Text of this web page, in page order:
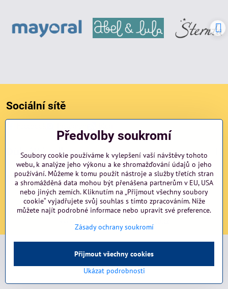
Sociální sítě
Důležité odkazy
NAVIGACE
©2026CopyrightPředvolby soukromíZásady ochrany soukromí
Předvolby soukromí
Soubory cookie používáme k vylepšení vaší návštěvy tohoto
webu, k analýze jeho výkonu a ke shromažďování údajů o jeho
používání. Můžeme k tomu použít nástroje a služby třetích stran
a shromážděná data mohou být přenášena partnerům v EU, USA
nebo jiných zemích. Kliknutím na „Přijmout všechny soubory
cookie“ vyjadřujete svůj souhlas s tímto zpracováním. Níže
můžete najít podrobné informace nebo upravit své preference.
Zásady ochrany soukromí
Ukázat podrobnosti
Přijmout všechny cookies